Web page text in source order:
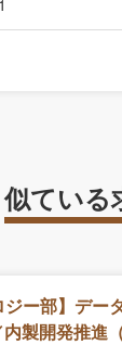
似ている
ジー部】デー
製開発推進